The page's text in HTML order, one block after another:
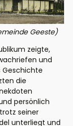
Geeste)
zeigte,
und
Geschichte
die
persönlich
trotz seiner
unterliegt und